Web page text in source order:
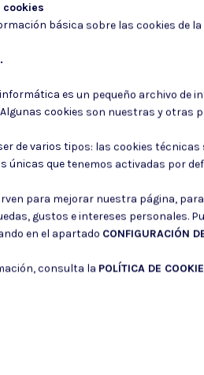
boletín
Puede darse de baja
Consiento el uso
Consiento el uso
básica sobre las cookies de
es un pequeño archivo de
cookies son nuestras y otras
de varios tipos: las cookies
únicas que tenemos activadas por
para mejorar nuestra página,
gustos e intereses personales.
en el apartado CONFIGURACIÓN
consulta la POLÍTICA DE